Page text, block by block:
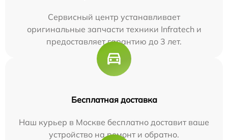
Сервисный центр устанавливает
оригинальные запчасти техники Infratech и
предоставляет гарантию до 3 лет.
Бесплатная доставка
Наш курьер в Москве бесплатно доставит ваше
устройство на ремонт и обратно.